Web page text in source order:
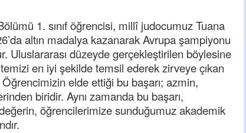
1. sınıf öğrencisi, millî judocumuz Tuana
altın madalya kazanarak Avrupa şampiyonu
Uluslararası düzeyde gerçekleştirilen böylesine
en iyi şekilde temsil ederek zirveye çıkan
elde ettiği bu başarı; azmin,
biridir. Aynı zamanda bu başarı,
öğrencilerimize sunduğumuz akademik
Cengiz GÜZEL
Başkana teşekkür Ederim Sağolsun ,10
senedir mendirekte Her yaz Aileden temizlik
terbiyesi Almamış pis insanların Çöplerini